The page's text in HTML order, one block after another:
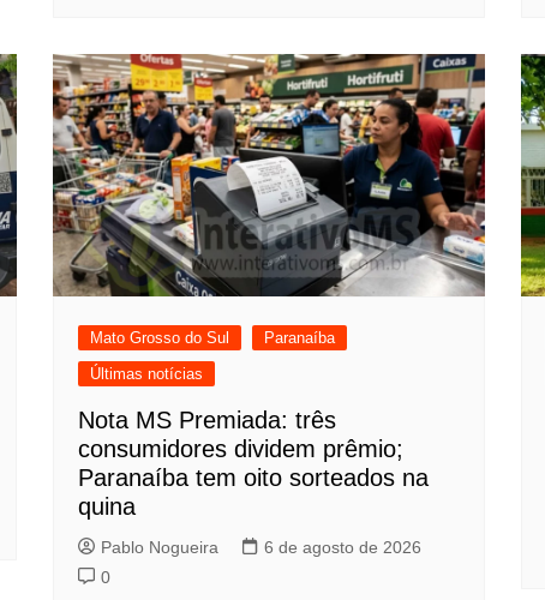
Mato Grosso do Sul
Paranaíba
Últimas notícias
Nota MS Premiada: três
consumidores dividem prêmio;
Paranaíba tem oito sorteados na
quina
Pablo Nogueira
6 de agosto de 2026
0